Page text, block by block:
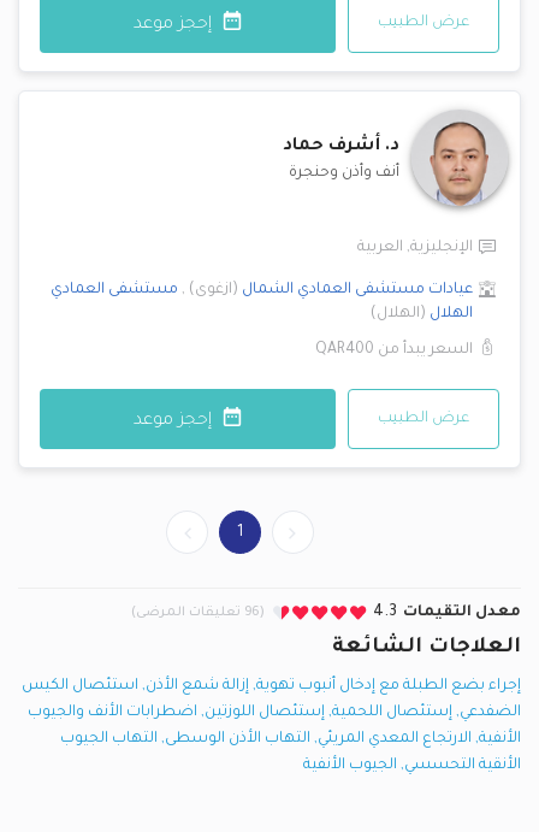
عرض الطبيب إحجز موعد
د. أشرف حماد
أنف وأذن وحنجرة
الإنجليزية, العربية
عيادات مستشفى العمادي الشمال (ازغوى)
, مستشفى العمادي
الهلال (الهلال)
السعر يبدأ من QAR400
عرض الطبيب إحجز موعد
1
معدل التقيمات 4.3 (96 تعليقات المرضى)
العلاجات الشائعة
إجراء بضع الطبلة مع إدخال أنبوب تهوية, إزالة شمع الأذن, استئصال الكيس
الضفدعي, إستئصال اللحمية, إستئصال اللوزتين, اضطرابات الأنف والجيوب
الأنفية, الارتجاع المعدي المريئي, التهاب الأذن الوسطى, التهاب الجيوب
الأنقية التحسسي, الجيوب الأنفية